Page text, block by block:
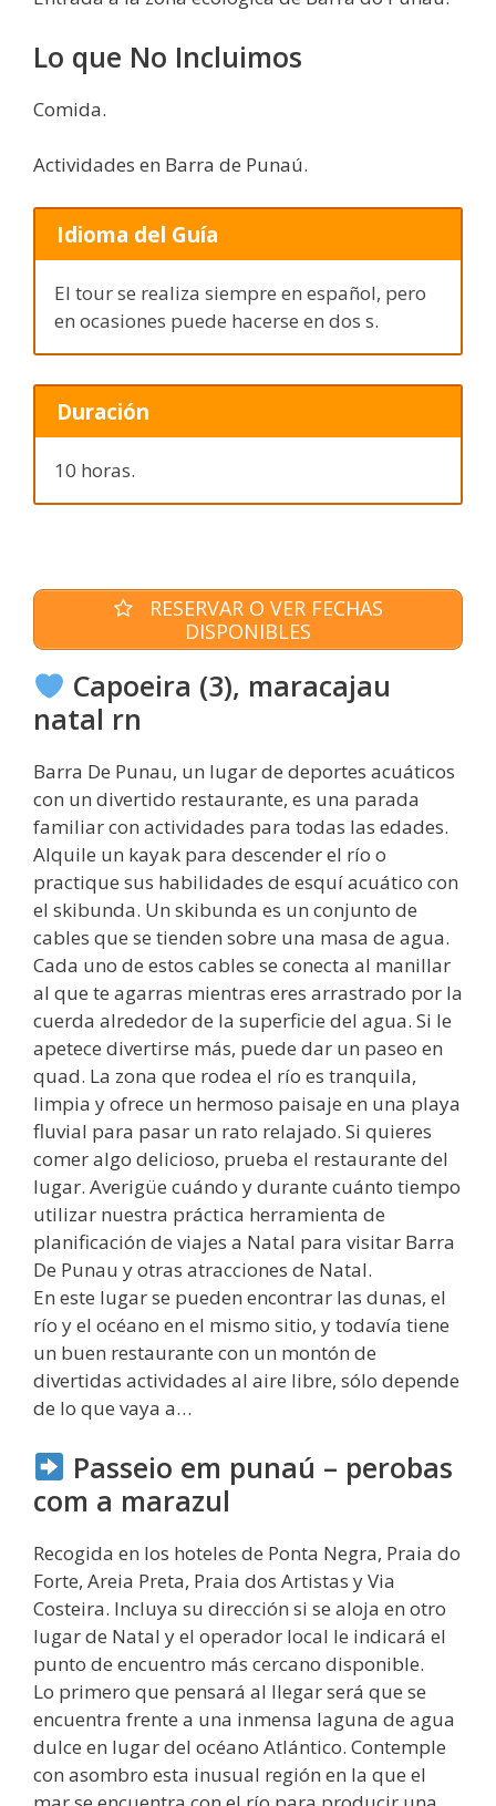
Lo que No Incluimos
Comida.
Actividades en Barra de Punaú.
Idioma del Guía
El tour se realiza siempre en español, pero
en ocasiones puede hacerse en dos s.
Duración
10 horas.
RESERVAR O VER FECHAS
DISPONIBLES
Capoeira (3), maracajau
natal rn
Barra De Punau, un lugar de deportes acuáticos
con un divertido restaurante, es una parada
familiar con actividades para todas las edades.
Alquile un kayak para descender el río o
practique sus habilidades de esquí acuático con
el skibunda. Un skibunda es un conjunto de
cables que se tienden sobre una masa de agua.
Cada uno de estos cables se conecta al manillar
al que te agarras mientras eres arrastrado por la
cuerda alrededor de la superficie del agua. Si le
apetece divertirse más, puede dar un paseo en
quad. La zona que rodea el río es tranquila,
limpia y ofrece un hermoso paisaje en una playa
fluvial para pasar un rato relajado. Si quieres
comer algo delicioso, prueba el restaurante del
lugar. Averigüe cuándo y durante cuánto tiempo
utilizar nuestra práctica herramienta de
planificación de viajes a Natal para visitar Barra
De Punau y otras atracciones de Natal.
En este lugar se pueden encontrar las dunas, el
río y el océano en el mismo sitio, y todavía tiene
un buen restaurante con un montón de
divertidas actividades al aire libre, sólo depende
de lo que vaya a…
Passeio em punaú – perobas
com a marazul
Recogida en los hoteles de Ponta Negra, Praia do
Forte, Areia Preta, Praia dos Artistas y Via
Costeira. Incluya su dirección si se aloja en otro
lugar de Natal y el operador local le indicará el
punto de encuentro más cercano disponible.
Lo primero que pensará al llegar será que se
encuentra frente a una inmensa laguna de agua
dulce en lugar del océano Atlántico. Contemple
con asombro esta inusual región en la que el